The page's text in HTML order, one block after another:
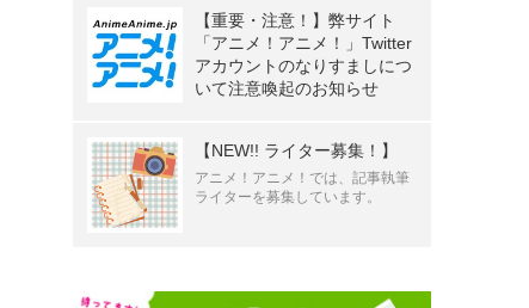
【重要・注意！】弊サイト
「アニメ！アニメ！」Twitter
アカウントのなりすましにつ
いて注意喚起のお知らせ
【NEW!! ライター募集！】
アニメ！アニメ！では、記事執筆
ライターを募集しています。